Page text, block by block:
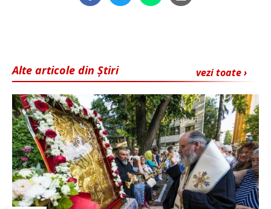
vezi toate ›
Alte articole din Știri